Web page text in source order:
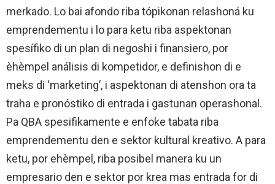
merkado. Lo bai afondo riba tópikonan relashoná ku
emprendementu i lo para ketu riba aspektonan
spesífiko di un plan di negoshi i finansiero, por
èhèmpel análisis di kompetidor, e definishon di e
meks di ‘marketing’, i aspektonan di atenshon ora ta
traha e pronóstiko di entrada i gastunan operashonal.
Pa QBA spesifikamente e enfoke tabata riba
emprendementu den e sektor kultural kreativo. A para
ketu, por ehèmpel, riba posibel manera ku un
empresario den e sektor por krea mas entrada for di